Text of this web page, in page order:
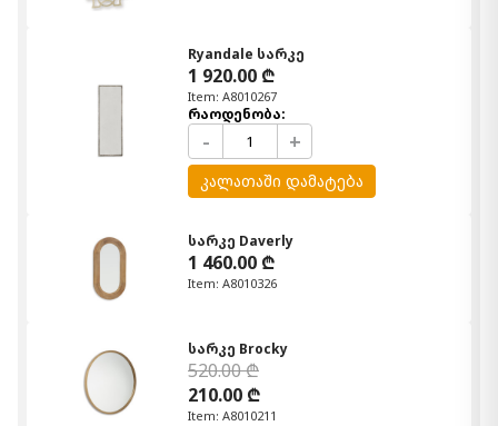
Ryandale სარკე
1 920.00 ₾
Item: A8010267
რაოდენობა:
- +
კალათაში დამატება
სარკე Daverly
1 460.00 ₾
Item: A8010326
სარკე Brocky
520.00 ₾
210.00 ₾
Item: A8010211